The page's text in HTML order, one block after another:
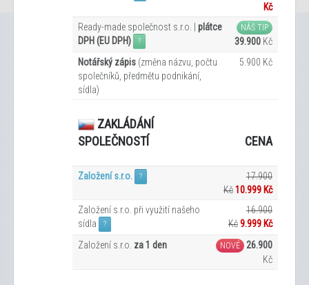
Kč
Ready-made společnost s.r.o. | plátce
DPH (EU DPH)
?
NÁŠ TIP
39.900 Kč
Notářský zápis (změna názvu, počtu
společníků, předmětu podnikání,
sídla)
5.900 Kč
ZAKLÁDÁNÍ
SPOLEČNOSTÍ
CENA
Založení s.r.o. ?
17.900
Kč10.999 Kč
Založení s.r.o. při využití našeho
sídla
?
16.900
Kč9.999 Kč
Založení s.r.o. za 1 den NOVÉ
26.900
Kč